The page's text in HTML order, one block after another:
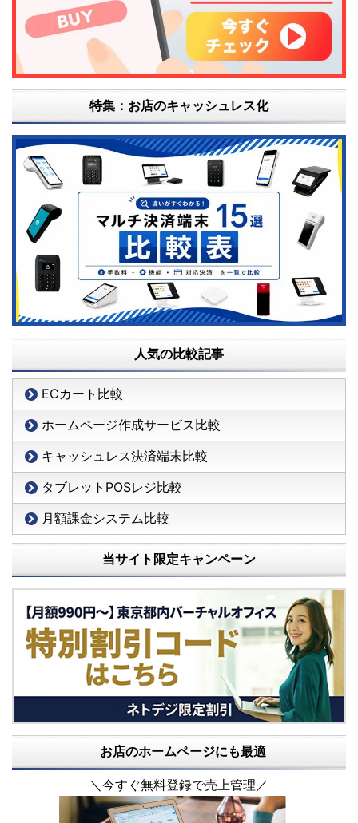
特集：お店のキャッシュレス化
人気の比較記事
ECカート比較
ホームページ作成サービス比較
キャッシュレス決済端末比較
タブレットPOSレジ比較
月額課金システム比較
当サイト限定キャンペーン
お店のホームページにも最適
＼今すぐ無料登録で売上管理／